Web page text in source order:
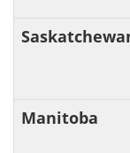
Manitoba